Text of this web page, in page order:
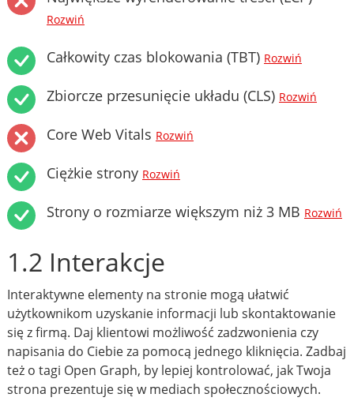
Rozwiń
Całkowity czas blokowania (TBT) Rozwiń
Zbiorcze przesunięcie układu (CLS) Rozwiń
Core Web Vitals Rozwiń
Ciężkie strony Rozwiń
Strony o rozmiarze większym niż 3 MB Rozwiń
1.2 Interakcje
Interaktywne elementy na stronie mogą ułatwić
użytkownikom uzyskanie informacji lub skontaktowanie
się z firmą. Daj klientowi możliwość zadzwonienia czy
napisania do Ciebie za pomocą jednego kliknięcia. Zadbaj
też o tagi Open Graph, by lepiej kontrolować, jak Twoja
strona prezentuje się w mediach społecznościowych.